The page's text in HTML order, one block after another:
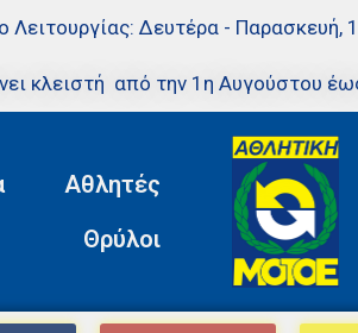
Λειτουργίας: Δευτέρα - Παρασκευή,
κλειστή από την 1η Αυγούστου
Αθλητές
Θρύλοι